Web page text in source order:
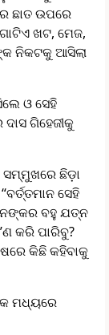
ଛାତ ଉପରେ
ଖଟ, ମେଜ,
ନିକଟକୁ ଆସିଲା
ଓ ସେହି
ଗିହେଜୀକୁ
ସମ୍ମୁଖରେ ଛିଡ଼ା
ସେହି
ବହୁ ଯତ୍ନ
କରି ପାରିବୁ?
କିଛି କହିବାକୁ
ମଧ୍ୟରେ